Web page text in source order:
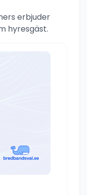
erbjuder
hyresgäst.